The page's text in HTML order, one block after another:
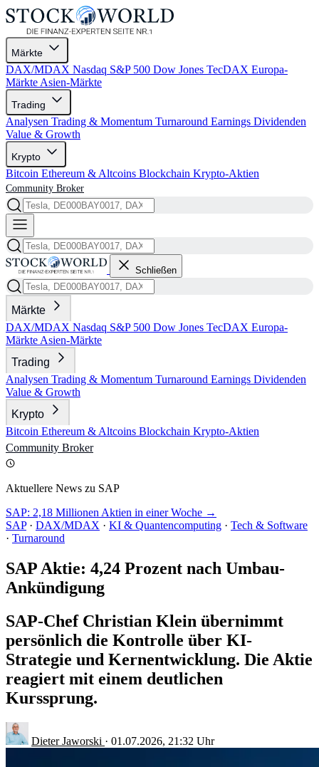
Märkte
DAX/MDAX Nasdaq S&P 500 Dow Jones TecDAX Europa-
Märkte Asien-Märkte
Trading
Analysen Trading & Momentum Turnaround Earnings Dividenden
Value & Growth
Krypto
Bitcoin Ethereum & Altcoins Blockchain Krypto-Aktien
Community Broker
Schließen
Märkte
DAX/MDAX Nasdaq S&P 500 Dow Jones TecDAX Europa-
Märkte Asien-Märkte
Trading
Analysen Trading & Momentum Turnaround Earnings Dividenden
Value & Growth
Krypto
Bitcoin Ethereum & Altcoins Blockchain Krypto-Aktien
Community Broker
Aktuellere News zu SAP
SAP: 2,18 Millionen Aktien in einer Woche →
SAP · DAX/MDAX · KI & Quantencomputing · Tech & Software
· Turnaround
SAP Aktie: 4,24 Prozent nach Umbau-
Ankündigung
SAP-Chef Christian Klein übernimmt
persönlich die Kontrolle über KI-
Strategie und Kernentwicklung. Die Aktie
reagiert mit einem deutlichen
Kurssprung.
Dieter Jaworski · 01.07.2026, 21:32 Uhr